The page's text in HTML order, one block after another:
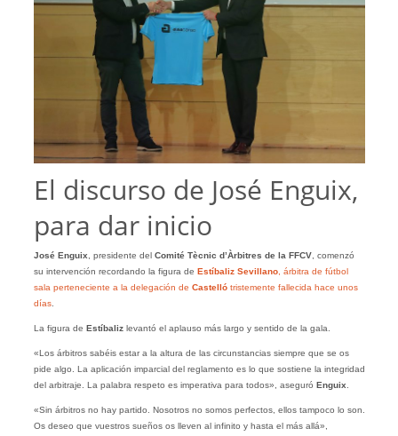
El discurso de José Enguix,
para dar inicio
José Enguix, presidente del Comité Tècnic d’Àrbitres de la FFCV, comenzó
su intervención recordando la figura de Estíbaliz Sevillano, árbitra de fútbol
sala perteneciente a la delegación de Castellótristemente fallecida hace unos
días.
La figura de Estíbalizlevantó el aplauso más largo y sentido de la gala.
«Los árbitros sabéis estar a la altura de las circunstancias siempre que se os
pide algo. La aplicación imparcial del reglamento es lo que sostiene la integridad
del arbitraje. La palabra respeto es imperativa para todos», aseguró Enguix.
«Sin árbitros no hay partido. Nosotros no somos perfectos, ellos tampoco lo son.
Os deseo que vuestros sueños os lleven al infinito y hasta el más allá»,